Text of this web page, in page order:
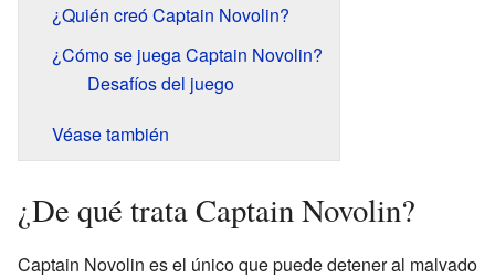
¿Quién creó Captain Novolin?
¿Cómo se juega Captain Novolin?
Desafíos del juego
Véase también
¿De qué trata Captain Novolin?
Captain Novolin es el único que puede detener al malvado